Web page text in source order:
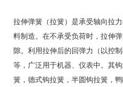
拉伸弹簧（拉簧）是承受轴向拉
料制造。在不承受负荷时，拉伸
隙。利用拉伸后的回弹力（以控
等，广泛用于机器、仪表中。其
簧，德式钩拉簧，半圆钩拉簧，